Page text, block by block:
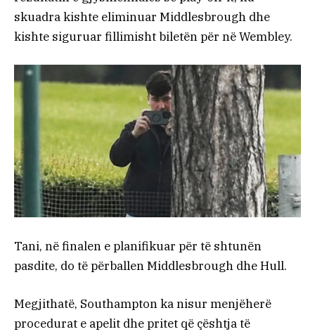
skuadra kishte eliminuar Middlesbrough dhe
kishte siguruar fillimisht biletën për në Wembley.
Tani, në finalen e planifikuar për të shtunën
pasdite, do të përballen Middlesbrough dhe Hull.
Megjithatë, Southampton ka nisur menjëherë
procedurat e apelit dhe pritet që çështja të